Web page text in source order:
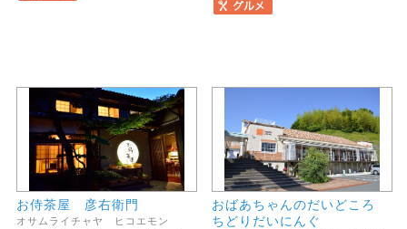
お侍茶屋 彦右衛門
オサムライチャヤ ヒコエモン
おばあちゃんのだいどころ
ちどりだいにんぐ